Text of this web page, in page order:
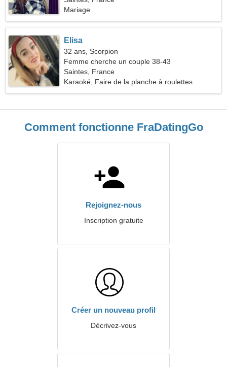
Mariage
Elisa
32 ans, Scorpion
Femme cherche un couple 38-43
Saintes, France
Karaoké, Faire de la planche à roulettes
Comment fonctionne FraDatingGo
Rejoignez-nous
Inscription gratuite
Créer un nouveau profil
Décrivez-vous